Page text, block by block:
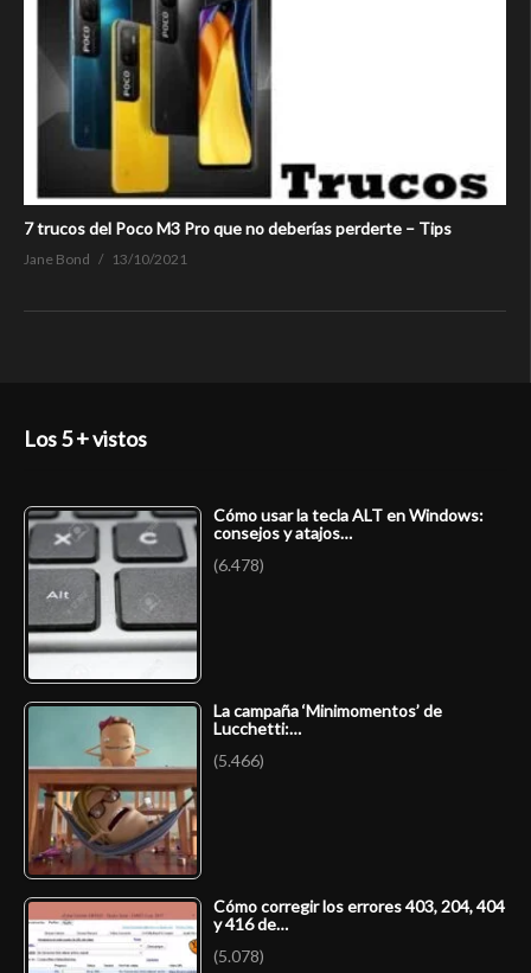
7 trucos del Poco M3 Pro que no deberías perderte – Tips
Jane Bond 13/10/2021
Los 5 + vistos
Cómo usar la tecla ALT en Windows:
consejos y atajos…
(6.478)
La campaña ‘Minimomentos’ de
Lucchetti:…
(5.466)
Cómo corregir los errores 403, 204, 404
y 416 de…
(5.078)